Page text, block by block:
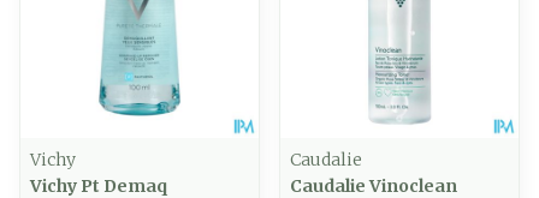
Vichy
Vichy Pt Demaq
Caudalie
Caudalie Vinoclean